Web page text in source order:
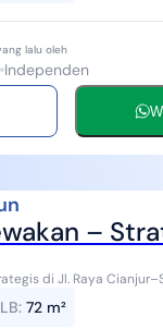
lalu oleh
Independen
–
di Jl. Raya
strategis di Cianjur, Jawa
LB: 72 m²